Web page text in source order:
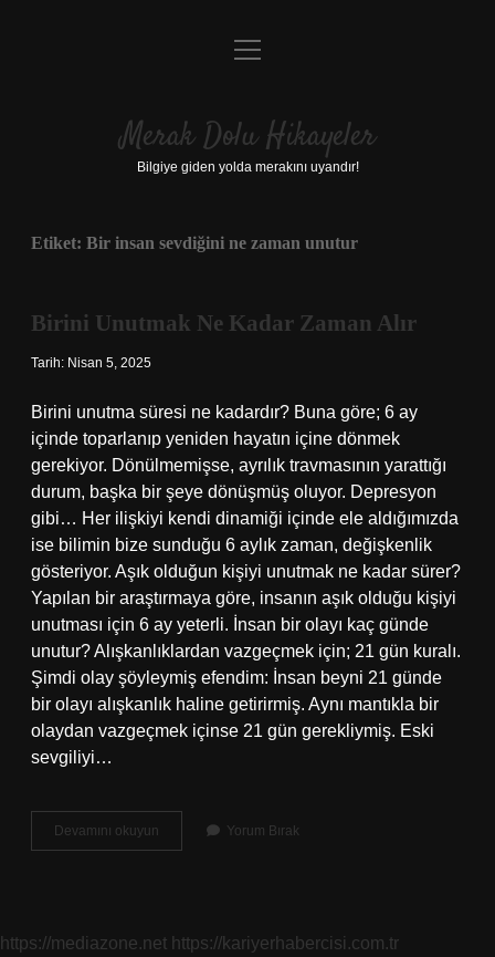
Anasayfa
Yasal Uyarı
menüyü
Merak Dolu Hikayeler
Bilgiye giden yolda merakını uyandır!
Etiket: Bir insan sevdiğini ne zaman unutur
Birini Unutmak Ne Kadar Zaman Alır
Tarih: Nisan 5, 2025
Birini unutma süresi ne kadardır? Buna göre; 6 ay
içinde toparlanıp yeniden hayatın içine dönmek
gerekiyor. Dönülmemişse, ayrılık travmasının yarattığı
durum, başka bir şeye dönüşmüş oluyor. Depresyon
gibi… Her ilişkiyi kendi dinamiği içinde ele aldığımızda
ise bilimin bize sunduğu 6 aylık zaman, değişkenlik
gösteriyor. Aşık olduğun kişiyi unutmak ne kadar sürer?
Yapılan bir araştırmaya göre, insanın aşık olduğu kişiyi
unutması için 6 ay yeterli. İnsan bir olayı kaç günde
unutur? Alışkanlıklardan vazgeçmek için; 21 gün kuralı.
Şimdi olay şöyleymiş efendim: İnsan beyni 21 günde
bir olayı alışkanlık haline getirirmiş. Aynı mantıkla bir
olaydan vazgeçmek içinse 21 gün gerekliymiş. Eski
sevgiliyi…
Devamını okuyun
Unutmak
Yorum Bırak
https://mediazone.net https://kariyerhabercisi.com.tr